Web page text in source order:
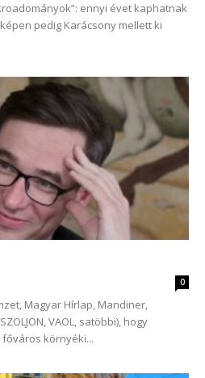
ennyi évet kaphatnak
pedig Karácsony mellett ki
0
Magyar Hírlap, Mandiner,
VAOL, satöbbi), hogy
környéki...